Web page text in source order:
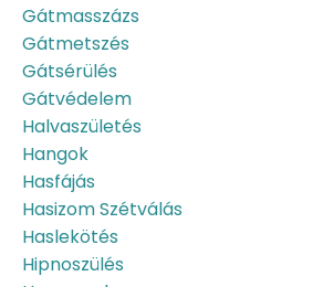
Gátmasszázs
Gátmetszés
Gátsérülés
Gátvédelem
Halvaszületés
Hangok
Hasfájás
Hasizom Szétválás
Haslekötés
Hipnoszülés